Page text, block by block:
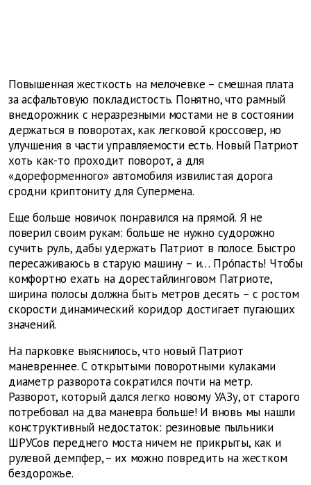
Повышенная жесткость на мелочевке – смешная плата
за асфальтовую покладистость. Понятно, что рамный
внедорожник с неразрезными мостами не в состоянии
держаться в поворотах, как легковой кроссовер, но
улучшения в части управляемости есть. Новый Патриот
хоть как-то проходит поворот, а для
«дореформенного» автомобиля извилистая дорога
сродни криптониту для Супермена.
Еще больше новичок понравился на прямой. Я не
поверил своим рукам: больше не нужно судорожно
сучить руль, дабы удержать Патриот в полосе. Быстро
пересаживаюсь в старую машину – и… Прóпасть! Чтобы
комфортно ехать на дорестайлинговом Патриоте,
ширина полосы должна быть метров десять – с ростом
скорости динамический коридор достигает пугающих
значений.
На парковке выяснилось, что новый Патриот
маневреннее. С открытыми поворотными кулаками
диаметр разворота сократился почти на метр.
Разворот, который дался легко новому УАЗу, от старого
потребовал на два маневра больше! И вновь мы нашли
конструктивный недостаток: резиновые пыльники
ШРУСов переднего моста ничем не прикрыты, как и
рулевой демпфер, – их можно повредить на жестком
бездорожье.